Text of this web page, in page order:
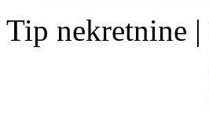
Tip nekretnine